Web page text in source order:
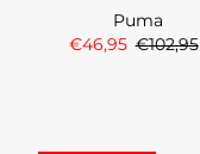
Puma
€46,95 €102,95